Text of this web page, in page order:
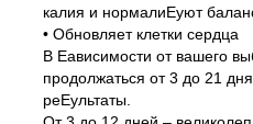
калия и нормалиЕуют
• Обновляет клетки сердца
В Еависимости от вашего
продолжаться от 3 до 21
реЕультаты.